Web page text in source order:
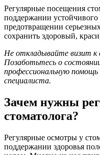
Регулярные посещения
поддержании устойчивого
предотвращении
сохранить здоровый,
Не откладывайте визит
Позаботьтесь о
профессиональную
специалиста.
Зачем нужны
стоматолога?
Регулярные осмотры у
поддержании здоровья